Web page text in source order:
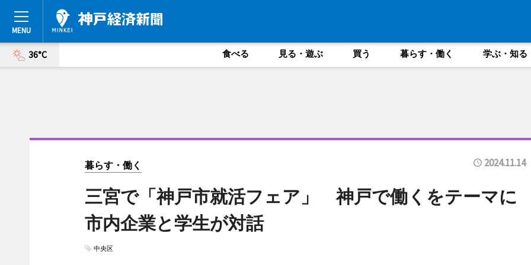
36°C 食べる 見る・遊ぶ 買う 暮らす・働く 学ぶ・知る
暮らす・働く 2024.11.14
三宮で「神戸市就活フェア」 神戸で働くをテーマに
市内企業と学生が対話
中央区